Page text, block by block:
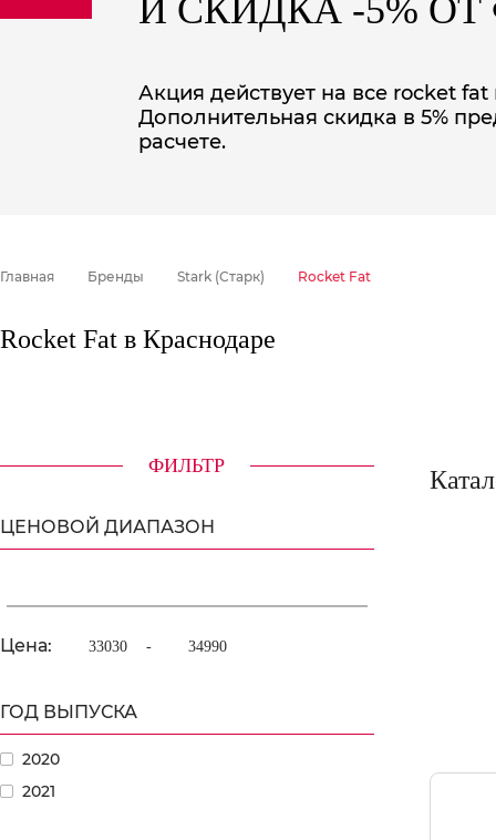
sale
И СКИДКА -5%
Акция действует на все rocket
Дополнительная скидка в 5%
расчете.
Главная Бренды Stark (Старк) Rocket Fat
Rocket Fat в Краснодаре
ФИЛЬТР
ЦЕНОВОЙ ДИАПАЗОН
Цена: -
ГОД ВЫПУСКА
2020
2021